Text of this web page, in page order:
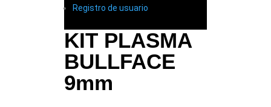
Registro de usuario
KIT PLASMA
BULLFACE
9mm